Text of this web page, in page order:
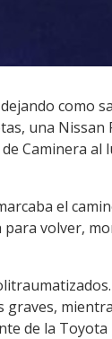
como
una Nissan
Caminera al
el
volver,
de la Toyota